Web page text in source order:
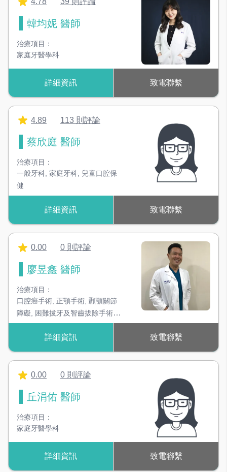
韓均妮 醫師
治療項目：
家庭牙醫學科
詳細資訊 致電聯繫
4.89 113 則評論
蔡欣庭 醫師
治療項目：
一般牙科, 家庭牙科, 兒童口腔保
健
詳細資訊 致電聯繫
0.00 0 則評論
廖昱鑫 醫師
治療項目：
口腔癌手術, 正顎手術, 顳顎關節
障礙, 困難拔牙及智齒拔除手術,
人工植牙及相關重建手術,腫瘤術
後顯微重建手術,顎骨及口腔疾病
治療,顏面骨外傷
詳細資訊 致電聯繫
0.00 0 則評論
丘涓佑 醫師
治療項目：
家庭牙醫學科
詳細資訊 致電聯繫